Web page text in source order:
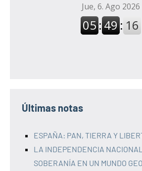
Últimas notas
ESPAÑA: PAN, TIERRA Y
LA INDEPENDENCIA
SOBERANÍA EN UN MUNDO